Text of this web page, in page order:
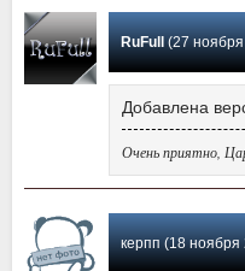
RuFull (27 ноября
Добавлена
Очень приятно,